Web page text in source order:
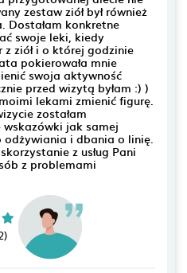
zestaw ziół był również
Dostałam konkretne
swoje leki, kiedy
ziół i o której godzinie
pokierowała mnie
swoja aktywność
przed wizytą byłam :) )
lekami zmienić figurę.
zostałam
jak samej
i dbania o linię.
z usług Pani
z problemami